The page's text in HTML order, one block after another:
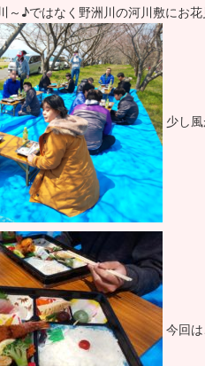
～♪ではなく野洲川の河川敷にお花
少し風
今回は